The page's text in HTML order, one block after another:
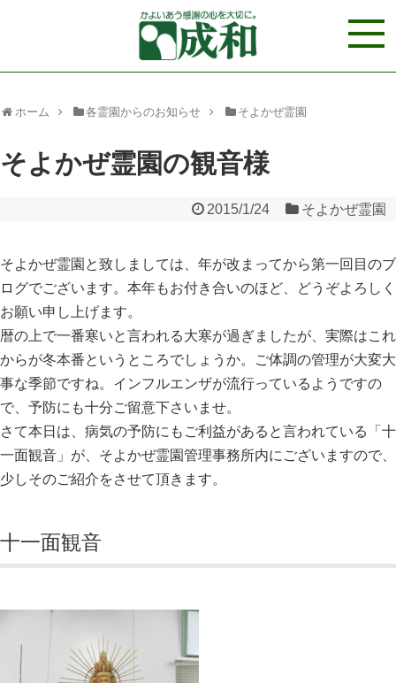
ホーム 各霊園からのお知らせ そよかぜ霊園
そよかぜ霊園の観音様
2015/1/24 そよかぜ霊園
そよかぜ霊園と致しましては、年が改まってから第一回目のブ
ログでございます。本年もお付き合いのほど、どうぞよろしく
お願い申し上げます。
暦の上で一番寒いと言われる大寒が過ぎましたが、実際はこれ
からが冬本番というところでしょうか。ご体調の管理が大変大
事な季節ですね。インフルエンザが流行っているようですの
で、予防にも十分ご留意下さいませ。
さて本日は、病気の予防にもご利益があると言われている「十
一面観音」が、そよかぜ霊園管理事務所内にございますので、
少しそのご紹介をさせて頂きます。
十一面観音